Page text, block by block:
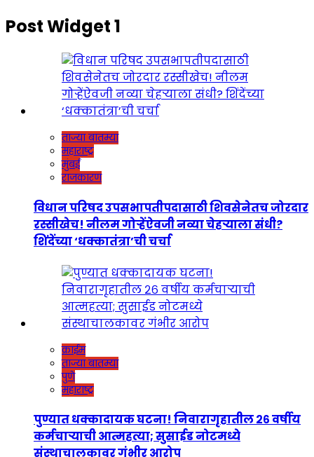
Post Widget 1
ताज्या बातम्या
महाराष्ट्र
मुंबई
राजकारण
विधान परिषद उपसभापतीपदासाठी शिवसेनेतच जोरदार
रस्सीखेच! नीलम गोऱ्हेंऐवजी नव्या चेहऱ्याला संधी?
शिंदेंच्या ‘धक्कातंत्रा’ची चर्चा
क्राईम
ताज्या बातम्या
पुणे
महाराष्ट्र
पुण्यात धक्कादायक घटना! निवारागृहातील २६ वर्षीय
कर्मचाऱ्याची आत्महत्या; सुसाईड नोटमध्ये
संस्थाचालकावर गंभीर आरोप